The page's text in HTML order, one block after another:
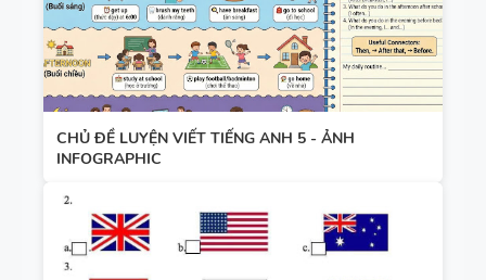
CHỦ ĐỀ LUYỆN VIẾT TIẾNG ANH 5 - ẢNH
INFOGRAPHIC